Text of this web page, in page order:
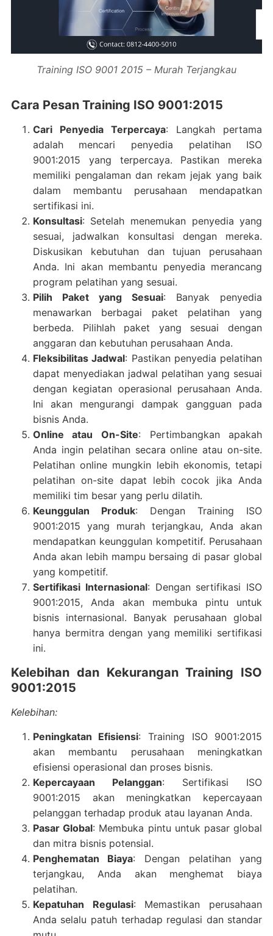
Training ISO 9001 2015 – Murah Terjangkau
Cara Pesan Training ISO 9001:2015
Cari Penyedia Terpercaya: Langkah pertama
adalah mencari penyedia pelatihan ISO
9001:2015 yang terpercaya. Pastikan mereka
memiliki pengalaman dan rekam jejak yang baik
dalam membantu perusahaan mendapatkan
sertifikasi ini.
Konsultasi: Setelah menemukan penyedia yang
sesuai, jadwalkan konsultasi dengan mereka.
Diskusikan kebutuhan dan tujuan perusahaan
Anda. Ini akan membantu penyedia merancang
program pelatihan yang sesuai.
Pilih Paket yang Sesuai: Banyak penyedia
menawarkan berbagai paket pelatihan yang
berbeda. Pilihlah paket yang sesuai dengan
anggaran dan kebutuhan perusahaan Anda.
Fleksibilitas Jadwal: Pastikan penyedia pelatihan
dapat menyediakan jadwal pelatihan yang sesuai
dengan kegiatan operasional perusahaan Anda.
Ini akan mengurangi dampak gangguan pada
bisnis Anda.
Online atau On-Site: Pertimbangkan apakah
Anda ingin pelatihan secara online atau on-site.
Pelatihan online mungkin lebih ekonomis, tetapi
pelatihan on-site dapat lebih cocok jika Anda
memiliki tim besar yang perlu dilatih.
Keunggulan Produk: Dengan Training ISO
9001:2015 yang murah terjangkau, Anda akan
mendapatkan keunggulan kompetitif. Perusahaan
Anda akan lebih mampu bersaing di pasar global
yang kompetitif.
Sertifikasi Internasional: Dengan sertifikasi ISO
9001:2015, Anda akan membuka pintu untuk
bisnis internasional. Banyak perusahaan global
hanya bermitra dengan yang memiliki sertifikasi
ini.
Kelebihan dan Kekurangan Training ISO
9001:2015
Kelebihan:
Peningkatan Efisiensi: Training ISO 9001:2015
akan membantu perusahaan meningkatkan
efisiensi operasional dan proses bisnis.
Kepercayaan Pelanggan: Sertifikasi ISO
9001:2015 akan meningkatkan kepercayaan
pelanggan terhadap produk atau layanan Anda.
Pasar Global: Membuka pintu untuk pasar global
dan mitra bisnis potensial.
Penghematan Biaya: Dengan pelatihan yang
terjangkau, Anda akan menghemat biaya
pelatihan.
Kepatuhan Regulasi: Memastikan perusahaan
Anda selalu patuh terhadap regulasi dan standar